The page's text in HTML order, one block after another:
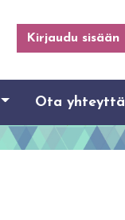
Kirjaudu sisään
Ota yhteyttä